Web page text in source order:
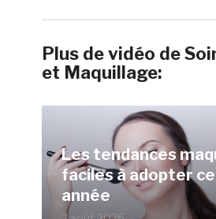
Plus de vidéo de
et Maquillage:
Les tendances
faciles à adopter
année